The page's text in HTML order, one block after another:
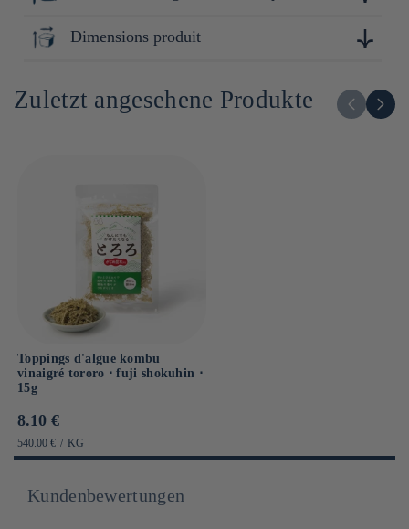
Protéines : 1g
Lipides : 0g
Dont sucres : g
Sel : 0.8g
Osaka
Dimensions produit
Zuletzt angesehene Produkte
Toppings d'algue kombu
vinaigré tororo ⋅ fuji shokuhin ⋅
15g
Prix
habituel
8.10 €
PRIX
UNITAIRE
540.00 € / PAR
KG
Kundenbewertungen